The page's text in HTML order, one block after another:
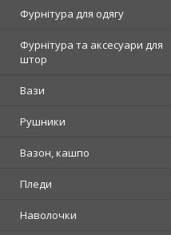
Фурнітура для одягу
Фурнітура та аксесуари для
штор
Вази
Рушники
Вазон, кашпо
Пледи
Наволочки